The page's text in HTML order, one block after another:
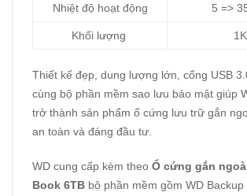
Nhiệt độ hoạt động 5 =>
Khối lượng
Thiết kế đẹp, dung lượng lớn, cổng USB
cùng bộ phần mềm sao lưu bảo mật giúp
trở thành sản phẩm ổ cứng lưu trữ gắn
an toàn và đáng đầu tư.
WD cung cấp kèm theo Ổ cứng gắn
Book 6TB bộ phần mềm gồm WD Backup